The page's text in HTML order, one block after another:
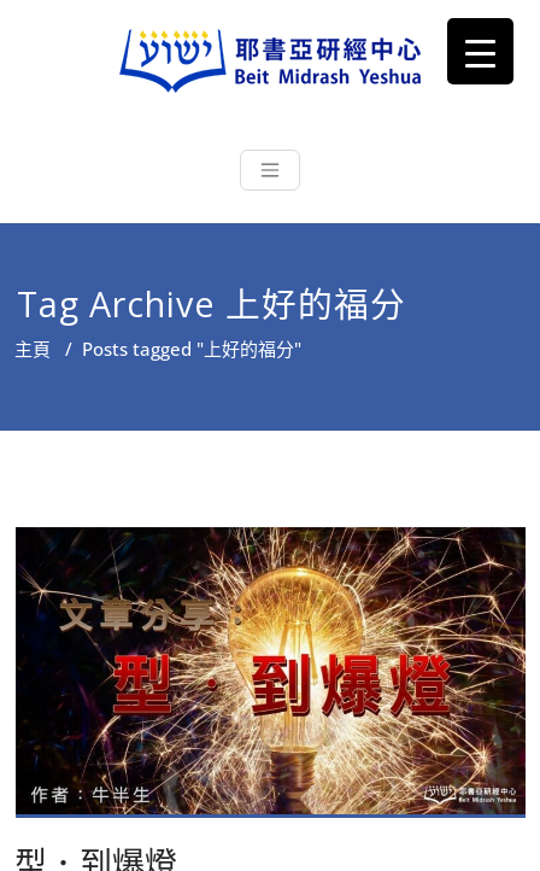
耶書亞研經中心
根源明白聖經，成為更好的門徒
Tag Archive 上好的福分
主頁 / Posts tagged "上好的福分"